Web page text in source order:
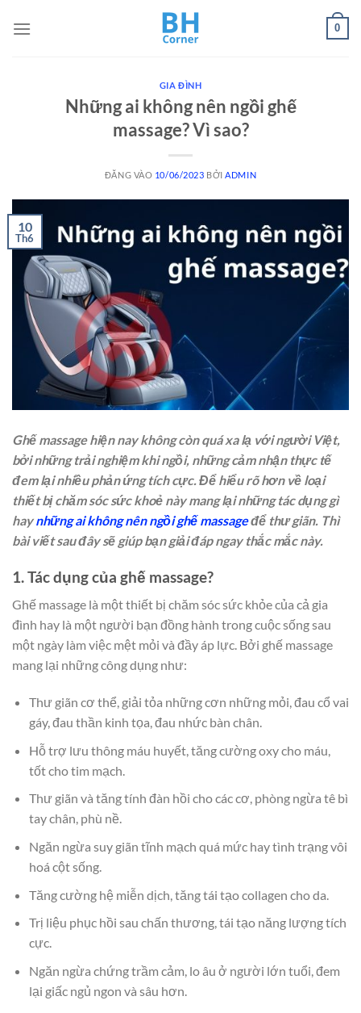
qua
0
GIA ĐÌNH
Những ai không nên ngồi ghế
massage? Vì sao?
ĐĂNG VÀO 10/06/2023 BỞI ADMIN
10
Th6
Ghế massage hiện nay không còn quá xa lạ với người Việt,
bởi những trải nghiệm khi ngồi, những cảm nhận thực tế
đem lại nhiều phản ứng tích cực. Để hiểu rõ hơn về loại
thiết bị chăm sóc sức khoẻ này mang lại những tác dụng gì
haynhững ai không nên ngồi ghế massageđể thư giãn. Thì
bài viết sau đây sẽ giúp bạn giải đáp ngay thắc mắc này.
1. Tác dụng của ghế massage?
Ghế massage là một thiết bị chăm sóc sức khỏe của cả gia
đình hay là một người bạn đồng hành trong cuộc sống sau
một ngày làm việc mệt mỏi và đầy áp lực. Bởi ghế massage
mang lại những công dụng như:
Thư giãn cơ thể, giải tỏa những cơn những mỏi, đau cổ vai
gáy, đau thần kinh tọa, đau nhức bàn chân.
Hỗ trợ lưu thông máu huyết, tăng cường oxy cho máu,
tốt cho tim mạch.
Thư giãn và tăng tính đàn hồi cho các cơ, phòng ngừa tê bì
tay chân, phù nề.
Ngăn ngừa suy giãn tĩnh mạch quá mức hay tình trạng vôi
hoá cột sống.
Tăng cường hệ miễn dịch, tăng tái tạo collagen cho da.
Trị liệu phục hồi sau chấn thương, tái tạo năng lượng tích
cực.
Ngăn ngừa chứng trầm cảm, lo âu ở người lớn tuổi, đem
lại giấc ngủ ngon và sâu hơn.